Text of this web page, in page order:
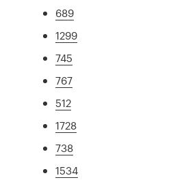
689
1299
745
767
512
1728
738
1534